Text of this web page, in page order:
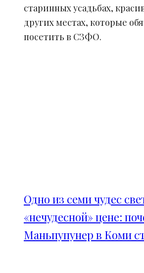
старинных усадьбах,
других местах, которые
посетить в СЗФО.
Одно из семи чудес
«нечудесной» цене:
Маньпупунер в Коми